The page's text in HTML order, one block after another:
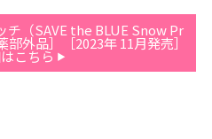
（SAVE the BLUE Snow Pr
外品］［2023年 11月発売］
こちら